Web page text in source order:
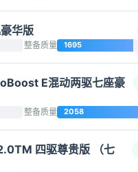
华版
整备质量 1695
E混动两驱七座豪
整备质量 2058
四驱尊贵版 （七